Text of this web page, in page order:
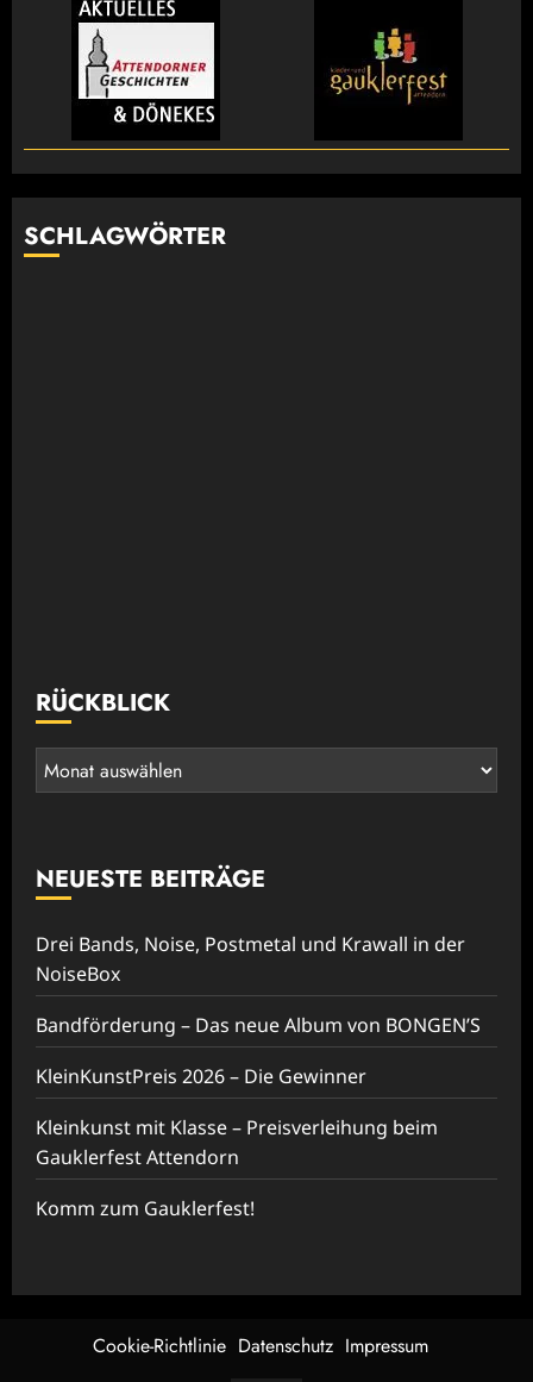
SCHLAGWÖRTER
RÜCKBLICK
Rückblick
NEUESTE BEITRÄGE
Drei Bands, Noise, Postmetal und Krawall in der
NoiseBox
Bandförderung – Das neue Album von BONGEN’S
KleinKunstPreis 2026 – Die Gewinner
Kleinkunst mit Klasse – Preisverleihung beim
Gauklerfest Attendorn
Komm zum Gauklerfest!
Cookie-Richtlinie Datenschutz Impressum